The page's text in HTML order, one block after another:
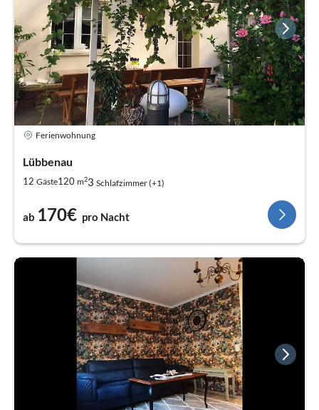
Ferienwohnung
Lübbenau
12 Gäste120 m23 Schlafzimmer (+1)
ab 170€ pro Nacht